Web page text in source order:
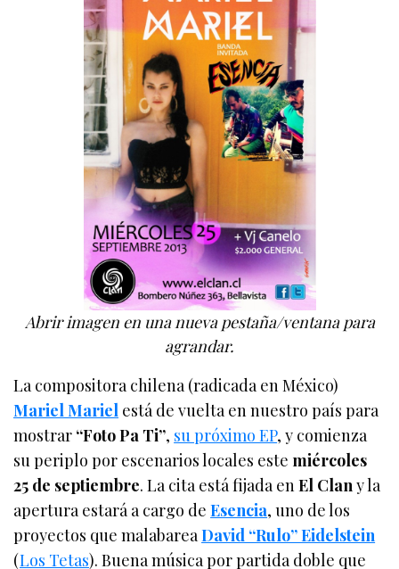
Abrir imagen en una nueva pestaña/ventana para
agrandar.
La compositora chilena (radicada en México)
Mariel Mariel está de vuelta en nuestro país para
mostrar “Foto Pa Ti”, su próximo EP, y comienza
su periplo por escenarios locales este miércoles
25 de septiembre. La cita está fijada enEl Clany la
apertura estará a cargo deEsencia, uno de los
proyectos que malabareaDavid “Rulo” Eidelstein
(Los Tetas). Buena música por partida doble que